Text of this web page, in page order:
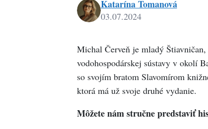
Tomanová
Katarína Tomanová
03.07.2024
Michal Červeň je mladý
vodohospodárskej sústavy v okolí
so svojím bratom Slavomírom
ktorá má už svoje druhé vydanie.
Môžete nám stručne predstaviť